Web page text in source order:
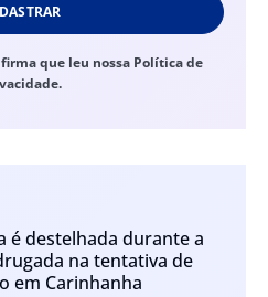
que leu nossa Política de
é destelhada durante a
na tentativa de
em Carinhanha